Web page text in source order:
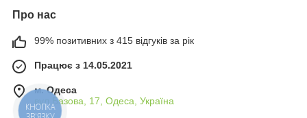
Про нас
99% позитивних з 415 відгуків за рік
Працює з 14.05.2021
м. Одеса
вул.Базова, 17, Одеса, Україна
КНОПКА
ЗВ'ЯЗКУ